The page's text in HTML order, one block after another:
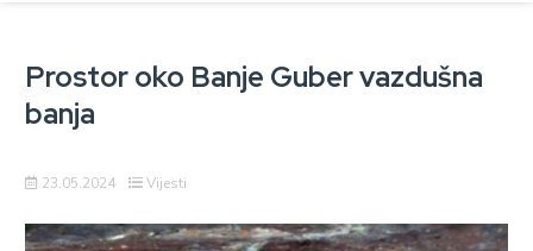
Prostor oko Banje Guber vazdušna
banja
23.05.2024 Vijesti